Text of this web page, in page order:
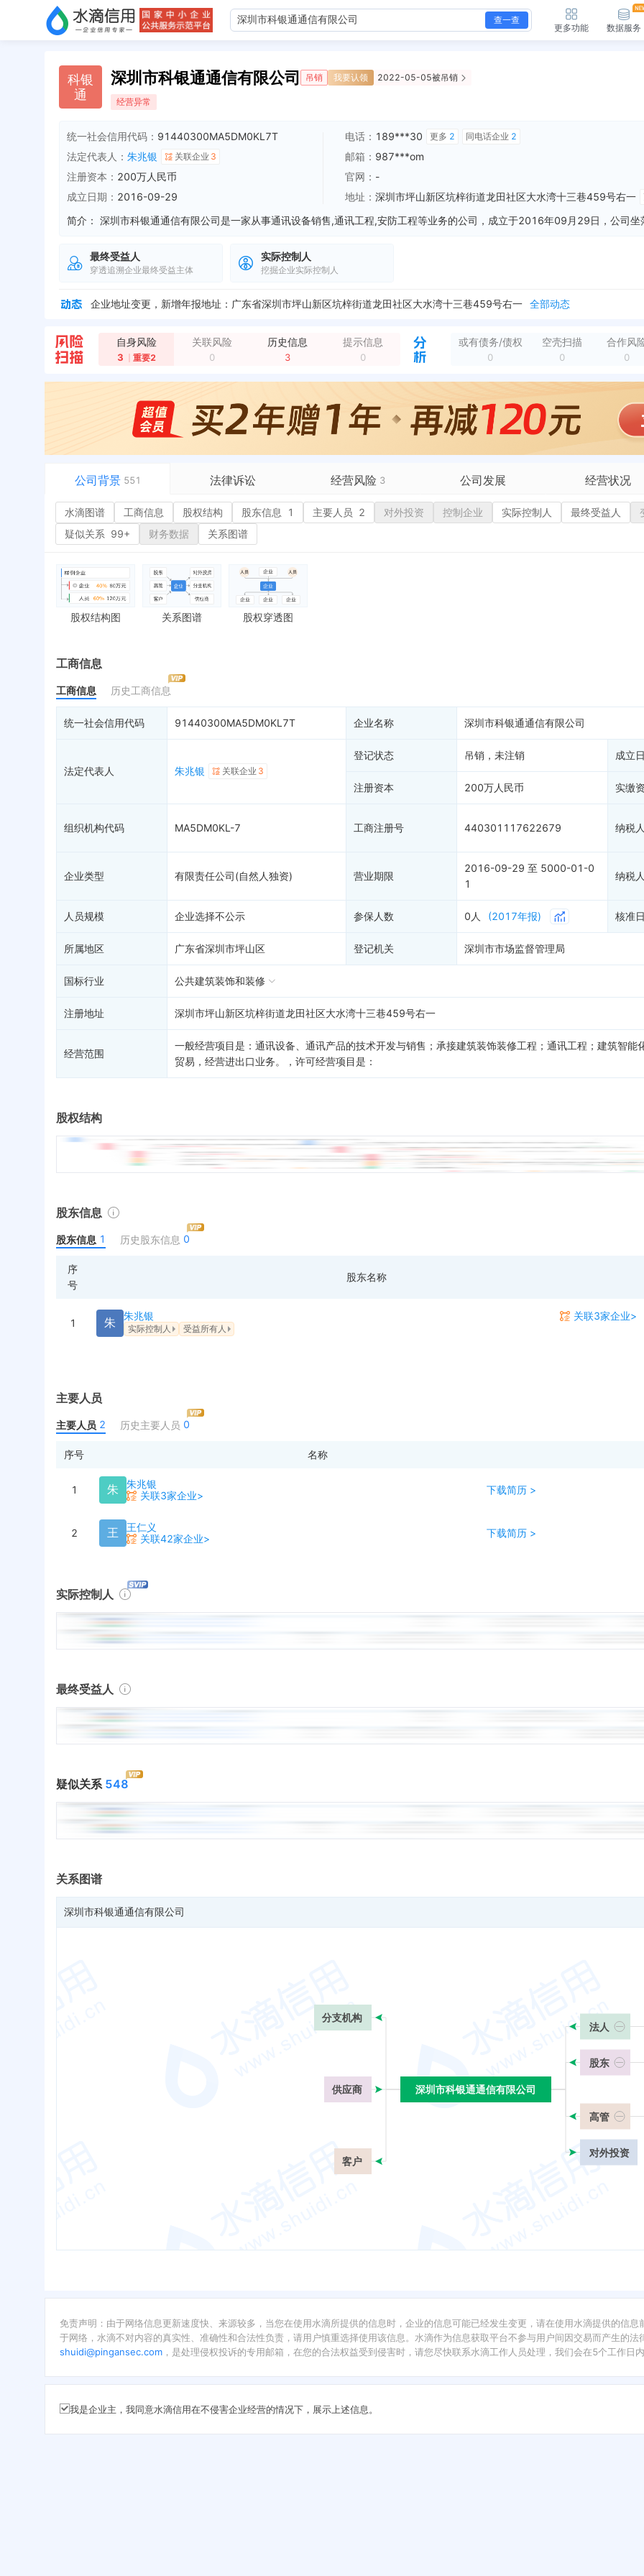
查一查
更多功能 数据服务
科银
通
深圳市科银通通信有限公司 吊销 我要认领 2022-05-05被吊销
经营异常
统一社会信用代码： 91440300MA5DM0KL7T
法定代表人： 朱兆银 关联企业 3
注册资本： 200万人民币
成立日期： 2016-09-29
电话： 189***30 更多 2 同电话企业 2
邮箱： 987***om
官网： -
地址： 深圳市坪山新区坑梓街道龙田社区大水湾十三巷459号右一
简介：
最终受益人
穿透追溯企业最终受益主体
实际控制人
挖掘企业实际控制人
企业地址变更，新增年报地址：广东省深圳市坪山新区坑梓街道龙田社区大水湾十三巷459号右一 全部动态
全部动态
自身风险
3 重要2
关联风险
0
历史信息
3
提示信息
0
或有债务/债权
0
空壳扫描
0
合作风
0
公司背景 551 法律诉讼 经营风险 3 公司发展 经营状况
水滴图谱
工商信息
股东信息
主要人员 2
对外投资
控制企业
最终受益人
企业年报
工商自主公示
财务数据
司法案件
立案信息
法院公告
裁判文书
送达公告
被执行人
终本案件
询价评估
司法协助
或有债务债权
注销备案
融资历史
招投标
信用评价
进出口信用
地块公示
客户
水滴图谱 工商信息 股权结构 股东信息 1 主要人员 2 对外投资 控制企业 实际控制人 最终受益人
疑似关系 99+ 财务数据 关系图谱
股权结构图 关系图谱 股权穿透图
工商信息
工商信息 历史工商信息
统一社会信用代码 91440300MA5DM0KL7T 企业名称 深圳市科银通通信有限公司
法定代表人 朱兆银 关联企业 3
登记状态 吊销，未注销 成立
注册资本 200万人民币 实缴
组织机构代码 MA5DM0KL-7 工商注册号 440301117622679 纳税
企业类型 有限责任公司(自然人独资) 营业期限
2016-09-29 至 5000-01-0
1
纳税
人员规模 企业选择不公示 参保人数 0人 (2017年报) 核准
所属地区 广东省深圳市坪山区 登记机关 深圳市市场监督管理局
国标行业 公共建筑装饰和装修
注册地址 深圳市坪山新区坑梓街道龙田社区大水湾十三巷459号右一
经营范围
一般经营项目是：通讯设备、通讯产品的技术开发与销售；承接建筑装饰装修工程；通讯工程；建筑智
贸易，经营进出口业务。，许可经营项目是：
股权结构
股东信息
股东信息 1 历史股东信息 0
序
号
股东名称
1 朱
朱兆银 关联3家企业>
实际控制人 受益所有人
主要人员
主要人员 2 历史主要人员 0
序号 名称
1 朱
朱兆银
关联3家企业>
下载简历 >
2 王
王仁义
关联42家企业>
下载简历 >
实际控制人
最终受益人
疑似关系 548
关系图谱
深圳市科银通通信有限公司
深圳市科银通通信有限公司
分支机构
供应商
客户
深圳市科银通通信有限公司
法人
股东
高管
对外投资
免责声明：由于网络信息更新速度快、来源较多，当您在使用水滴所提供的信息时，企业的信息可能已经发生变更，请在使用水滴提供的信
于网络，水滴不对内容的真实性、准确性和合法性负责，请用户慎重选择使用该信息。水滴作为信息获取平台不参与用户间因交易而产生的
shuidi@pingansec.com ，是处理侵权投诉的专用邮箱，在您的合法权益受到侵害时，请您尽快联系水滴工作人员处理，我们会在5个工作日
我是企业主，我同意水滴信用在不侵害企业经营的情况下，展示上述信息。